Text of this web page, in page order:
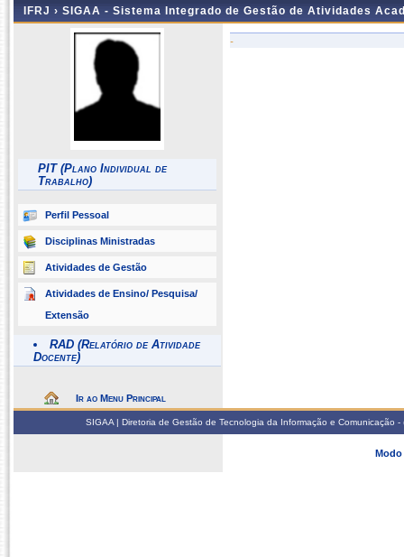
IFRJ › SIGAA - Sistema Integrado de Gestão de Atividades
PIT (Plano Individual de
Trabalho)
Perfil Pessoal
Disciplinas Ministradas
Atividades de Gestão
Atividades de Ensino/ Pesquisa/
Extensão
RAD (Relatório de Atividade
Docente)
Ir ao Menu Principal
-
SIGAA | Diretoria de Gestão de Tecnologia da Informação e
Modo